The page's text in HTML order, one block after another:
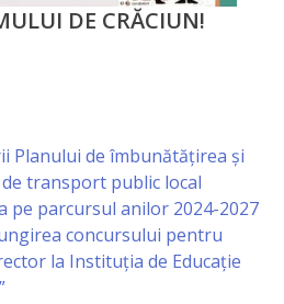
DE CRĂCIUN!
Planului de îmbunătățirea și
transport public local
pe parcursul anilor 2024-2027
concursului pentru
la Instituția de Educație